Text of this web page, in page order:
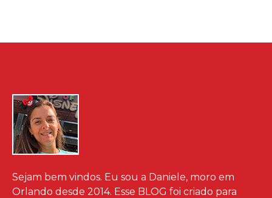
Sejam bem vindos. Eu sou a Daniele, moro em
Orlando desde 2014. Esse BLOG foi criado para